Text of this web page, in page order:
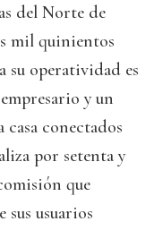
del Norte de
mil quinientos
su operatividad es
y un
conectados
por setenta y
que
sus usuarios